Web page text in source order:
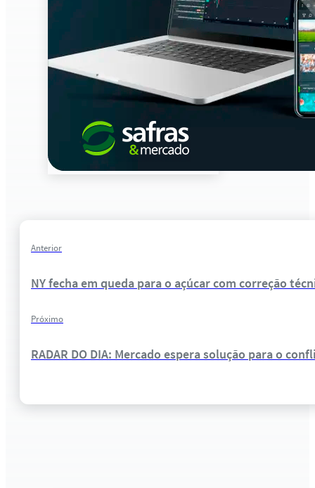
Anterior
NY fecha em queda para o açúcar com correção
Próximo
RADAR DO DIA: Mercado espera solução para o